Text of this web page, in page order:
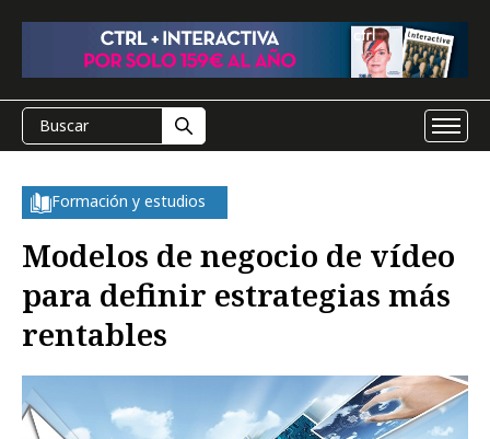
Formación y estudios
Modelos de negocio de vídeo
para definir estrategias más
rentables